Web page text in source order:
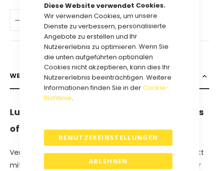
Diese Website verwendet Cookies.
Wir verwenden Cookies, um unsere
Dienste zu verbessern, personalisierte
Angebote zu erstellen und Ihr
Nutzererlebnis zu optimieren. Wenn Sie
die unten aufgeführten optionalen
Cookies nicht akzeptieren, kann dies Ihr
Nutzererlebnis beeinträchtigen. Weitere
Informationen finden Sie in derCookie-
Richtlinie.
BENUTZEREINSTELLUNGEN
ABLEHNEN
IN DEN WARENKORB
WEITERE INFORMATIONEN
Luxus-Geschenkboxen Modell Würfel aus
offener Wellpappe
Verleihen Sie Ihren Geschenken einen eleganten Auftritt
mit unserer Würfel Schachtel die aus strapazierfähiger